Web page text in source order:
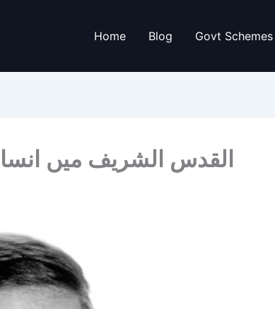
Home Blog Govt Schemes
القدس الشریف میں